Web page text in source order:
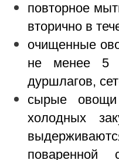
повторное
вторично в
очищенные
не менее 5
дуршлагов,
сырые овощи
холодных